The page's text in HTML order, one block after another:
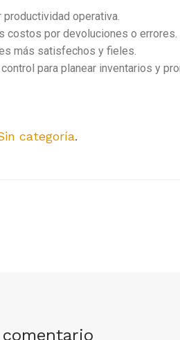
productividad operativa.
costos por devoluciones o errores.
más satisfechos y fieles.
control para planear inventarios y
categoría.